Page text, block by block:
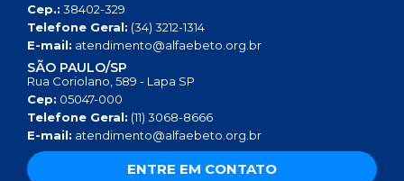
Cep.: 38402-329
Telefone Geral: (34) 3212-1314
E-mail: atendimento@alfaebeto.org.br
SÃO PAULO/SP
Rua Coriolano, 589 - Lapa SP
Cep: 05047-000
Telefone Geral: (11) 3068-8666
E-mail: atendimento@alfaebeto.org.br
ENTRE EM CONTATO